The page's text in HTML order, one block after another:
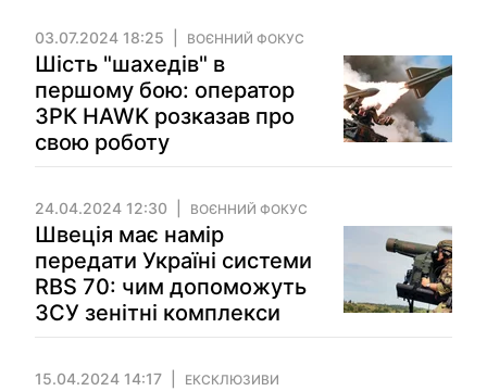
03.07.2024 18:25 ВОЄННИЙ ФОКУС
Шість "шахедів" в
першому бою: оператор
ЗРК HAWK розказав про
свою роботу
24.04.2024 12:30 ВОЄННИЙ ФОКУС
Швеція має намір
передати Україні системи
RBS 70: чим допоможуть
ЗСУ зенітні комплекси
15.04.2024 14:17 ЕКСКЛЮЗИВИ